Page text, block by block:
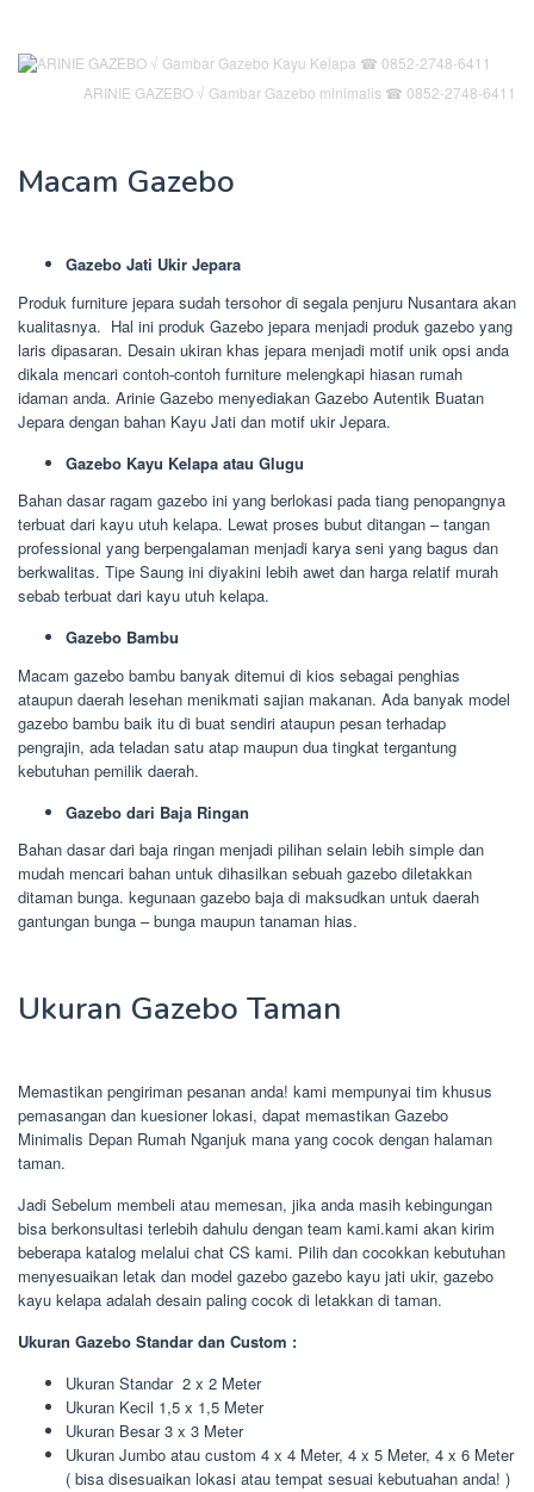
ARINIE GAZEBO √ Gambar Gazebo minimalis ☎ 0852-2748-6411
Macam Gazebo
Gazebo Jati Ukir Jepara
Produk furniture jepara sudah tersohor di segala penjuru Nusantara akan
kualitasnya. Hal ini produk Gazebo jepara menjadi produk gazebo yang
laris dipasaran. Desain ukiran khas jepara menjadi motif unik opsi anda
dikala mencari contoh-contoh furniture melengkapi hiasan rumah
idaman anda. Arinie Gazebo menyediakan Gazebo Autentik Buatan
Jepara dengan bahan Kayu Jati dan motif ukir Jepara.
Gazebo Kayu Kelapa atau Glugu
Bahan dasar ragam gazebo ini yang berlokasi pada tiang penopangnya
terbuat dari kayu utuh kelapa. Lewat proses bubut ditangan – tangan
professional yang berpengalaman menjadi karya seni yang bagus dan
berkwalitas. Tipe Saung ini diyakini lebih awet dan harga relatif murah
sebab terbuat dari kayu utuh kelapa.
Gazebo Bambu
Macam gazebo bambu banyak ditemui di kios sebagai penghias
ataupun daerah lesehan menikmati sajian makanan. Ada banyak model
gazebo bambu baik itu di buat sendiri ataupun pesan terhadap
pengrajin, ada teladan satu atap maupun dua tingkat tergantung
kebutuhan pemilik daerah.
Gazebo dari Baja Ringan
Bahan dasar dari baja ringan menjadi pilihan selain lebih simple dan
mudah mencari bahan untuk dihasilkan sebuah gazebo diletakkan
ditaman bunga. kegunaan gazebo baja di maksudkan untuk daerah
gantungan bunga – bunga maupun tanaman hias.
Ukuran Gazebo Taman
Memastikan pengiriman pesanan anda! kami mempunyai tim khusus
pemasangan dan kuesioner lokasi, dapat memastikan Gazebo
Minimalis Depan Rumah Nganjuk mana yang cocok dengan halaman
taman.
Jadi Sebelum membeli atau memesan, jika anda masih kebingungan
bisa berkonsultasi terlebih dahulu dengan team kami.kami akan kirim
beberapa katalog melalui chat CS kami. Pilih dan cocokkan kebutuhan
menyesuaikan letak dan model gazebo gazebo kayu jati ukir, gazebo
kayu kelapa adalah desain paling cocok di letakkan di taman.
Ukuran Gazebo Standar dan Custom :
Ukuran Standar 2 x 2 Meter
Ukuran Kecil 1,5 x 1,5 Meter
Ukuran Besar 3 x 3 Meter
Ukuran Jumbo atau custom 4 x 4 Meter, 4 x 5 Meter, 4 x 6 Meter
( bisa disesuaikan lokasi atau tempat sesuai kebutuahan anda! )